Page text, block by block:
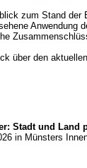
zum Stand
über den
Stadt und
in Münsters